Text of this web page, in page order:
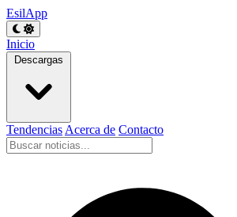
EsilApp
Inicio
Descargas
Tendencias Acerca de Contacto